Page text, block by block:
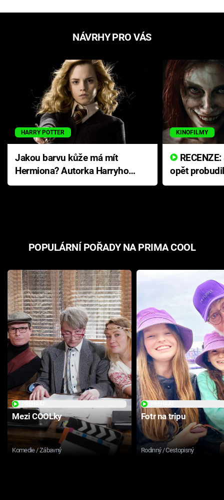
NÁVRHY PRO VÁS
HARRY POTTER
Jakou barvu kůže má mít
Hermiona? Autorka Harryho
Pottera přišla s ráznou
KINOFILMY
opět
přichází s
POPULÁRNÍ POŘADY NA PRIMA COOL
Mezi COOLky
Komedie / Zábavný
Fotr na tripu
Rodinný / Cestopisný